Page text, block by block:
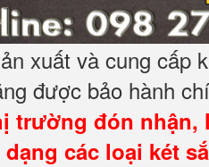
xuất và cung cấp
được bảo hành
trường đón nhận,
các loại két